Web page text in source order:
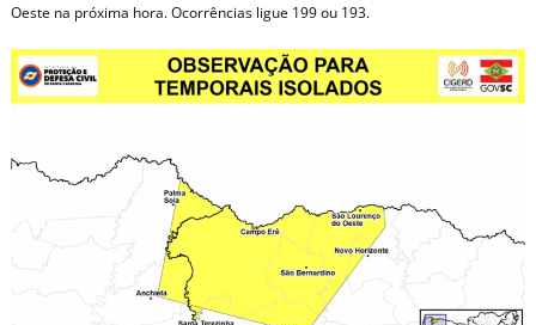
Oeste na próxima hora. Ocorrências ligue 199 ou 193.